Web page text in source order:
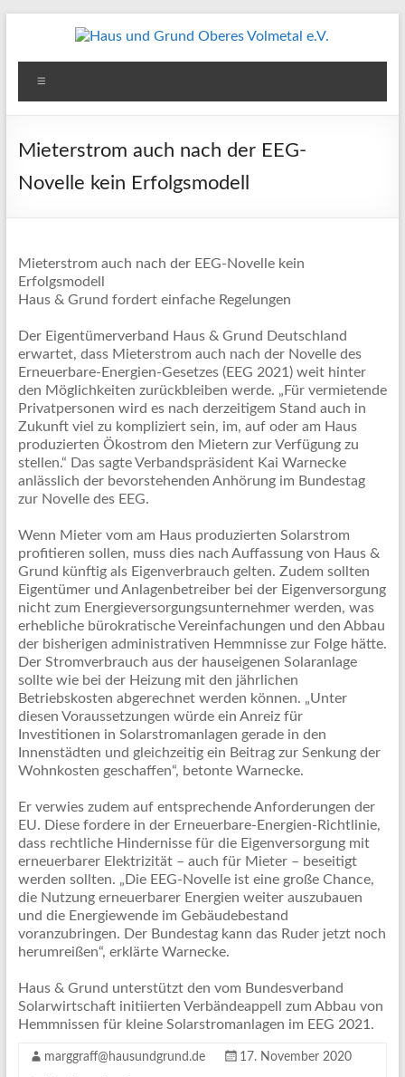
Haus
und
Grund
Oberes
Mieterstrom auch nach der EEG-
Novelle kein Erfolgsmodell
Mieterstrom auch nach der EEG-Novelle kein
Erfolgsmodell
Haus & Grund fordert einfache Regelungen
Der Eigentümerverband Haus & Grund Deutschland
erwartet, dass Mieterstrom auch nach der Novelle des
Erneuerbare-Energien-Gesetzes (EEG 2021) weit hinter
den Möglichkeiten zurückbleiben werde. „Für vermietende
Privatpersonen wird es nach derzeitigem Stand auch in
Zukunft viel zu kompliziert sein, im, auf oder am Haus
produzierten Ökostrom den Mietern zur Verfügung zu
stellen.“ Das sagte Verbandspräsident Kai Warnecke
anlässlich der bevorstehenden Anhörung im Bundestag
zur Novelle des EEG.
Wenn Mieter vom am Haus produzierten Solarstrom
profitieren sollen, muss dies nach Auffassung von Haus &
Grund künftig als Eigenverbrauch gelten. Zudem sollten
Eigentümer und Anlagenbetreiber bei der Eigenversorgung
nicht zum Energieversorgungsunternehmer werden, was
erhebliche bürokratische Vereinfachungen und den Abbau
der bisherigen administrativen Hemmnisse zur Folge hätte.
Der Stromverbrauch aus der hauseigenen Solaranlage
sollte wie bei der Heizung mit den jährlichen
Betriebskosten abgerechnet werden können. „Unter
diesen Voraussetzungen würde ein Anreiz für
Investitionen in Solarstromanlagen gerade in den
Innenstädten und gleichzeitig ein Beitrag zur Senkung der
Wohnkosten geschaffen“, betonte Warnecke.
Er verwies zudem auf entsprechende Anforderungen der
EU. Diese fordere in der Erneuerbare-Energien-Richtlinie,
dass rechtliche Hindernisse für die Eigenversorgung mit
erneuerbarer Elektrizität – auch für Mieter – beseitigt
werden sollten. „Die EEG-Novelle ist eine große Chance,
die Nutzung erneuerbarer Energien weiter auszubauen
und die Energiewende im Gebäudebestand
voranzubringen. Der Bundestag kann das Ruder jetzt noch
herumreißen“, erklärte Warnecke.
Haus & Grund unterstützt den vom Bundesverband
Solarwirtschaft initiierten Verbändeappell zum Abbau von
Hemmnissen für kleine Solarstromanlagen im EEG 2021.
marggraff@hausundgrund.de 17. November 2020